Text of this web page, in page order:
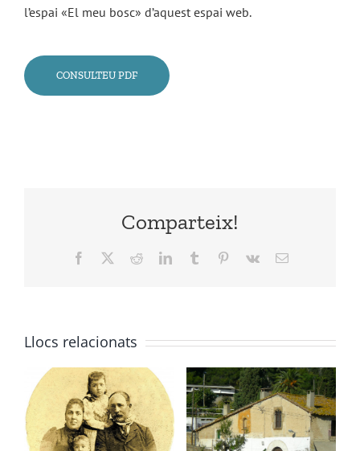
l’espai «El meu bosc» d’aquest espai web.
CONSULTEU PDF
Comparteix!
Facebook RedditLinkedInTumblr Pinterest
Vk Email:
Llocs relacionats